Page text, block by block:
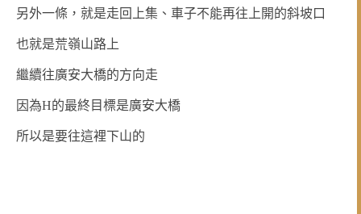
另外一條，就是走回上集 、車子不能再往上開的斜坡口
也就是荒嶺山路上
繼續往廣安大橋的方向走
因為H的最終目標是廣安大橋
所以是要往這裡下山的